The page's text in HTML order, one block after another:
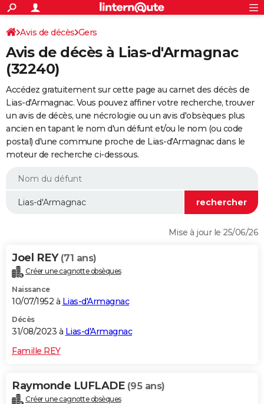
ACTUALITÉS
Politique
Société
Faits Divers
Education
Monde
Villes
+
SPORT
Coupe du monde 2026
Football
Tennis
Cyclisme
Rugby
Forum
FINANCE
Retraite
Impôts
Epargne
Immobilier
Risques naturels par ville
Banque
Assurance
Crédit
Essais
Réserver un essai
Citadines
Berlines
SUV
Forum auto
+
HIGH-TECH
Mobiles
Meilleur smartphone
Internet
Ordinateurs
Jeux vidéo
Guide high-tech
+BRICOLAGE
Forum
Aménagement intérieur
Extérieur
Cuisine
Salle de bains
Jardinage
Rangement
WEEK-END
Guides de France
Escapades
Patrimoine
Expositions
Musées
Week-end nature
LIFESTYLE
Alimentation
Guide de la santé
Maladies
Médicaments
Sommeil
VOYAGE
Destinations
City break
Voyage nature
Voyage de noces
Forum
Climat
+PHOTO
GUIDES D'ACHAT
BONS PLANS
CARTE DE VOEUX
Dictionnaire
Biographies
Citations
Expressions
Proverbes
PROGRAMME TV
Avis de décès Gers
Avis de décès à Lias-d'Armagnac
(32240)
Accédez gratuitement sur cette page au carnet des décès de
Lias-d'Armagnac. Vous pouvez affiner votre recherche, trouver
un avis de décès, une nécrologie ou un avis d'obsèques plus
ancien en tapant le nom d'un défunt et/ou le nom (ou code
postal) d'une commune proche de Lias-d'Armagnac dans le
moteur de recherche ci-dessous.
Mise à jour le 25/06/26
Joel REY (71 ans)
Créer une cagnotte obsèques
Naissance
10/07/1952 à Lias-d'Armagnac
Décès
31/08/2023 à Lias-d'Armagnac
Famille REY
Raymonde LUFLADE (95 ans)
Créer une cagnotte obsèques